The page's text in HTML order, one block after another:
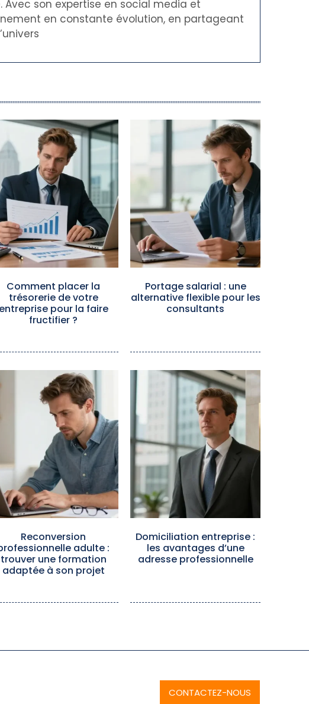
son expertise en social media et
en constante évolution, en partageant
Comment placer la
trésorerie de votre
entreprise pour la faire
fructifier ?
Portage salarial : une
alternative flexible pour les
consultants
Reconversion
adulte :
trouver une formation
adaptée à son projet
Domiciliation entreprise :
les avantages d’une
adresse professionnelle
CONTACTEZ-NOUS